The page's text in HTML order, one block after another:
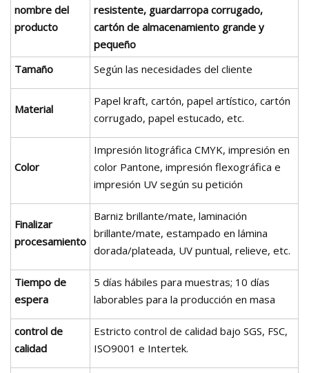
nombre del
producto
resistente, guardarropa corrugado,
cartón de almacenamiento grande y
pequeño
Tamaño
Según las necesidades del cliente
Material
Papel kraft, cartón, papel artístico, cartón
corrugado, papel estucado, etc.
Color
Impresión litográfica CMYK, impresión en
color Pantone, impresión flexográfica e
impresión UV según su petición
Finalizar
procesamiento
Barniz brillante/mate, laminación
brillante/mate, estampado en lámina
dorada/plateada, UV puntual, relieve, etc.
Tiempo de
espera
5 días hábiles para muestras; 10 días
laborables para la producción en masa
control de
calidad
Estricto control de calidad bajo SGS, FSC,
ISO9001 e Intertek.